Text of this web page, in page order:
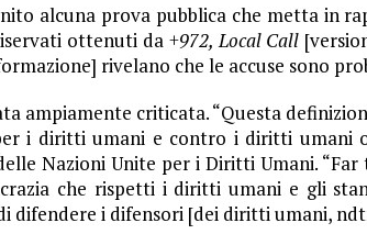
alcuna prova pubblica che metta in
ottenuti da +972, Local Call
rivelano che le accuse sono
ampiamente criticata. “Questa
i diritti umani e contro i diritti umani
Nazioni Unite per i Diritti Umani.
che rispetti i diritti umani e gli
difendere i difensori [dei diritti umani,